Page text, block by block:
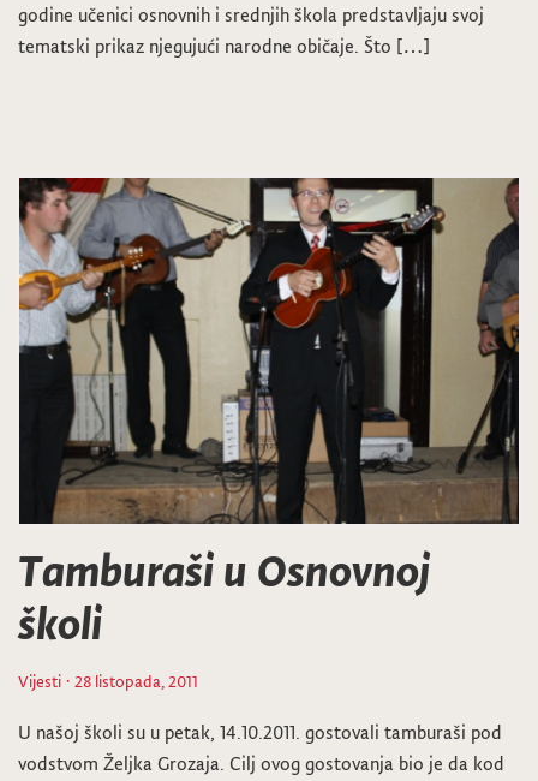
godine učenici osnovnih i srednjih škola predstavljaju svoj
tematski prikaz njegujući narodne običaje. Što […]
Tamburaši u Osnovnoj
školi
Vijesti · 28 listopada, 2011
U našoj školi su u petak, 14.10.2011. gostovali tamburaši pod
vodstvom Željka Grozaja. Cilj ovog gostovanja bio je da kod